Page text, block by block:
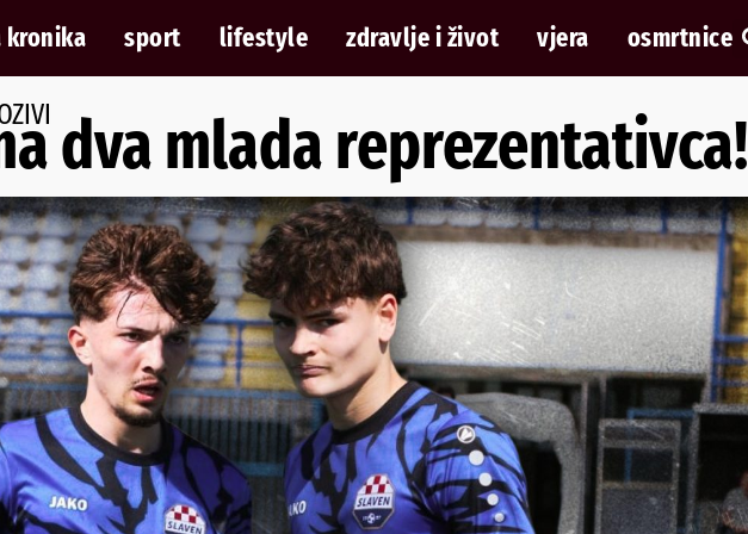
kronika sport lifestyle zdravlje i život vjera osmrtnice
dva mlada reprezentativca!